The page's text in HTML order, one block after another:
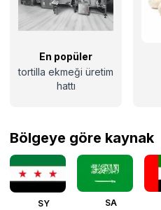
En popüler
tortilla ekmeği üretim
hattı
Bölgeye göre kaynak
SY SA